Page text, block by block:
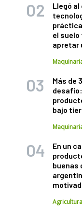
Llegó
el
apretar
Más de
bajo
En un
buenas
Agricultura